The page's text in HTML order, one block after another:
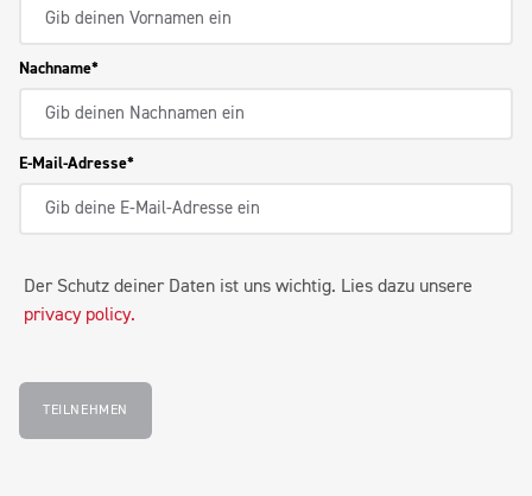
Nachname
E-Mail-Adresse
Der Schutz deiner Daten ist uns wichtig. Lies dazu unsere
privacy policy.
TEILNEHMEN